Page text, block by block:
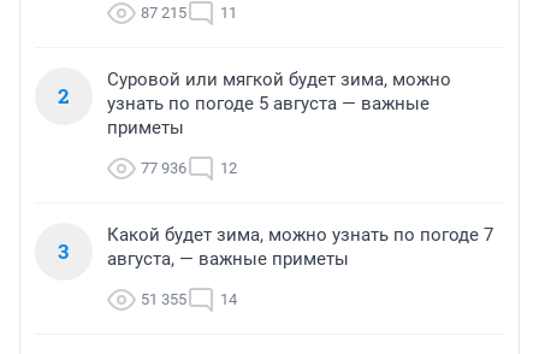
87 215 11
2
Суровой или мягкой будет зима, можно
узнать по погоде 5 августа — важные
приметы
77 936 12
3
Какой будет зима, можно узнать по погоде 7
августа, — важные приметы
51 355 14